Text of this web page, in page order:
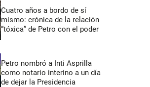
Cuatro años a bordo de sí
mismo: crónica de la relación
“tóxica” de Petro con el poder
Petro nombró a Inti Asprilla
como notario interino a un día
de dejar la Presidencia